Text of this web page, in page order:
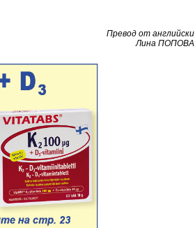
Превод от английски
Лина ПОПОВА